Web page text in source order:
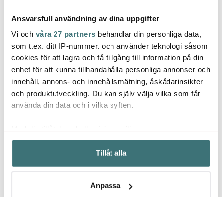
Ansvarsfull användning av dina uppgifter
Vi och våra 27 partners behandlar din personliga data,
som t.ex. ditt IP-nummer, och använder teknologi såsom
cookies för att lagra och få tillgång till information på din
enhet för att kunna tillhandahålla personliga annonser och
innehåll, annons- och innehållsmätning, åskådarinsikter
och produktutveckling. Du kan själv välja vilka som får
använda din data och i vilka syften.
Samla in information om din geografiska plats som
kan ha en noggrannhet på upp till flera meter
Identifiera din enhet genom att aktivt skanna den för
Ta reda på mer om hur dina personliga uppgifter
Tillåt alla
Anpassa
Exxent
Champagneförslutare
36 kr 79 kr
Exxent
Rivjärn mini 7,4 cm
rostfritt stål
29 kr
Låt dig inspireras av våra kunder